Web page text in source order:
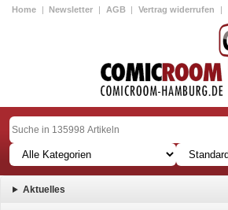
Home | Newsletter | AGB | Vertrag widerrufen |
Aktuelles